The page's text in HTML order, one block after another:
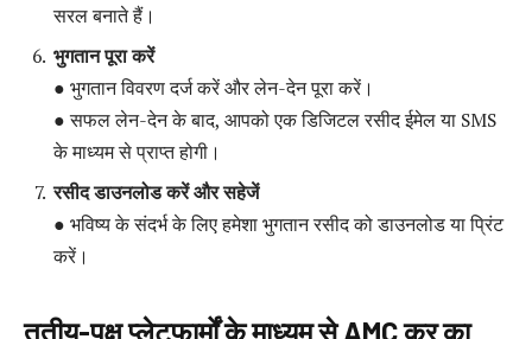
सरल बनाते हैं।
भुगतान पूरा करें
● भुगतान विवरण दर्ज करें और लेन-देन पूरा करें।
● सफल लेन-देन के बाद, आपको एक डिजिटल रसीद ईमेल या SMS
के माध्यम से प्राप्त होगी।
रसीद डाउनलोड करें और सहेजें
● भविष्य के संदर्भ के लिए हमेशा भुगतान रसीद को डाउनलोड या प्रिंट
करें।
तृतीय-पक्ष प्लेटफार्मों के माध्यम से AMC कर का